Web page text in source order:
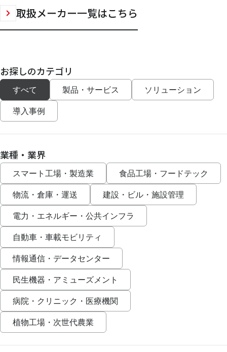
取扱メーカー一覧はこちら
お探しのカテゴリ
すべて 製品・サービス ソリューション
導入事例
業種・業界
スマート工場・製造業 食品工場・フードテック
物流・倉庫・運送 建設・ビル・施設管理
電力・エネルギー・公共インフラ
自動車・車載モビリティ
情報通信・データセンター
民生機器・アミューズメント
病院・クリニック・医療機関
植物工場・次世代農業